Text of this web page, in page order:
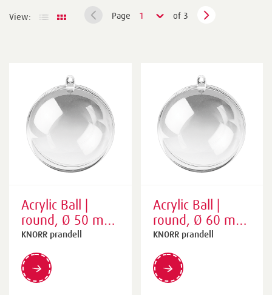
View: Page 1 of 3
Acrylic Ball |
round, Ø 50 mm,
transparent
KNORR prandell
Acrylic Ball |
round, Ø 60 mm,
transparent
KNORR prandell